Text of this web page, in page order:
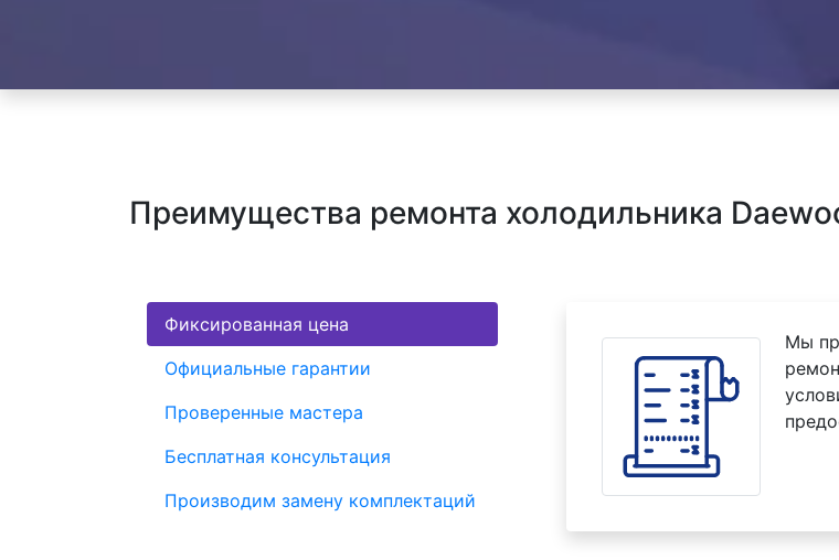
Преимущества ремонта холодильника
Фиксированная цена
Официальные гарантии
Проверенные мастера
Бесплатная консультация
Производим замену комплектаций
Мы